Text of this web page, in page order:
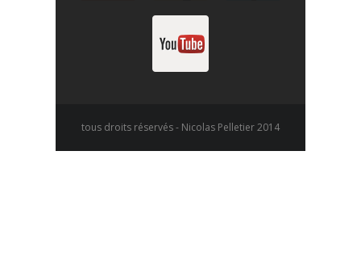
tous droits réservés - Nicolas Pelletier 2014